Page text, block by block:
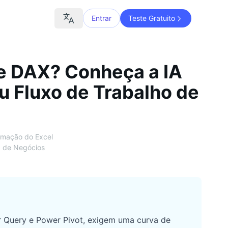
Entrar Teste Gratuito
DAX? Conheça a IA
Fluxo de Trabalho de
do Excel
de Negócios
e Power Pivot, exigem uma curva de